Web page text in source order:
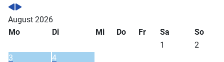
August 2026
Mo
Di Mi Do Fr Sa
So
1
2
3
4